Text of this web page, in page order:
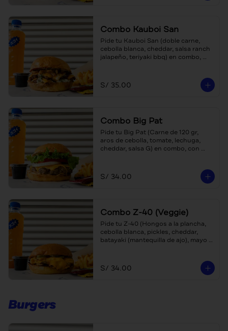
Combo Kauboi San
Pide tu Kauboi San (doble carne,
cebolla blanca, cheddar, salsa ranch
jalapeño, teriyaki bbq) en combo,
S/ 35.00
Combo Big Pat
Pide tu Big Pat (Carne de 120 gr,
aros de cebolla, tomate, lechuga,
cheddar, salsa G) en combo, con
S/ 34.00
Combo Z-40 (Veggie)
Pide tu Z-40 (Hongos a la plancha,
cebolla blanca, pickles, cheddar,
batayaki (mantequilla de ajo), mayo
escoger (teaboy, gaseosa o agua)
S/ 34.00
Burgers